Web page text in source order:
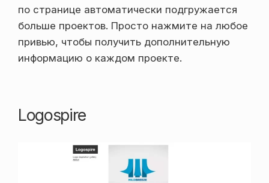
по странице автоматически подгружается
больше проектов. Просто нажмите на любое
привью, чтобы получить дополнительную
информацию о каждом проекте.
Logospire